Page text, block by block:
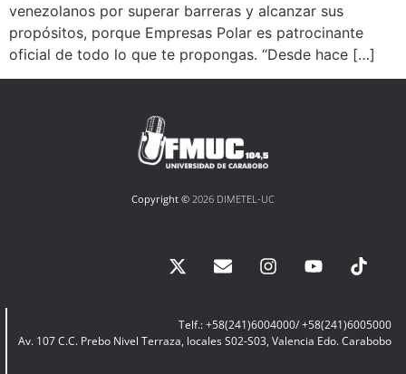
venezolanos por superar barreras y alcanzar sus
propósitos, porque Empresas Polar es patrocinante
oficial de todo lo que te propongas. “Desde hace […]
Copyright © 2026 DIMETEL-UC
Telf.: +58(241)6004000/ +58(241)6005000
Av. 107 C.C. Prebo Nivel Terraza, locales S02-S03, Valencia Edo. Carabobo